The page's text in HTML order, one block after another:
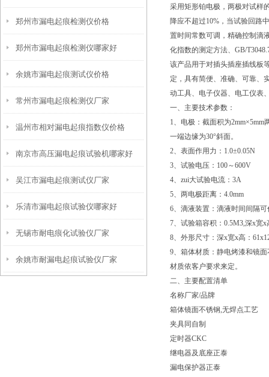
郑州市漏电起痕检测仪价格
郑州市漏电起痕检测仪哪家好
余姚市漏电起痕测试仪价格
常州市漏电起痕检测仪厂家
温州市相对漏电起痕指数仪价格
南京市高压漏电起痕试验机哪家好
吴江市漏电起痕测试仪厂家
乐清市漏电起痕试验仪哪家好
无锡市耐电痕化试验仪厂家
余姚市耐漏电起痕试验仪厂家
采用矩形铂电极，两极对试样
降应不超过10%，当试验回路
置时间常数可调，精确控制滴
化指数的测定方法、GB/
该产品用于对插头插座插线板
定，具有简便、准确、可靠、
动工具、电子仪器、电工仪表
一、主要技术参数：
1、电极：截面积为2mm×5mm
一端边缘为30°斜面。
2、表面作用力：1.0±0.05N
3、试验电压：100～600V
4、zui大试验电流：3A
5、两电极距离：4.0mm
6、滴液装置：滴液时间间隔
7、试验箱容积：0.5M3,深x宽x
8、外形尺寸：深x宽x高：
9、箱体材质：静电烤漆和镜
材质依客户要求来定。
二、主要配置清单
名称厂家/品牌
箱体镜面不锈钢,无焊点工艺
夹具同自制
定时器CKC
继电器及底座正泰
漏电保护器正泰